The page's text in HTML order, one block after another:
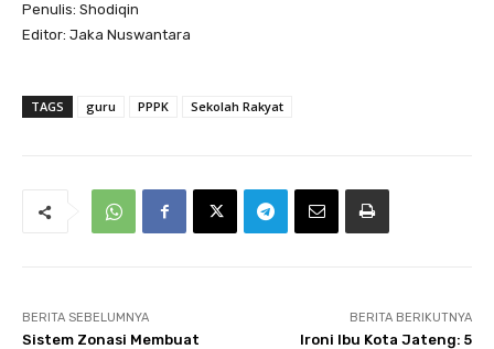
Penulis: Shodiqin
Editor: Jaka Nuswantara
TAGS guru PPPK Sekolah Rakyat
BERITA SEBELUMNYA
Sistem Zonasi Membuat
BERITA BERIKUTNYA
Ironi Ibu Kota Jateng: 5